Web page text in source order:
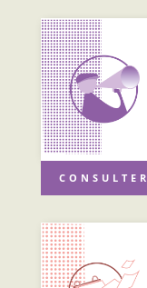
CONSULTER